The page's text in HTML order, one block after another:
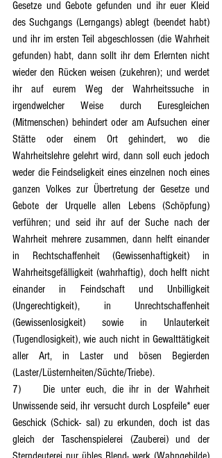
Gesetze und Gebote gefunden und ihr euer Kleid
des Suchgangs (Lerngangs) ablegt (beendet habt)
und ihr im ersten Teil abgeschlossen (die Wahrheit
gefunden) habt, dann sollt ihr dem Erlernten nicht
wieder den Rücken weisen (zukehren); und werdet
ihr auf eurem Weg der Wahrheitssuche in
irgendwelcher Weise durch Euresgleichen
(Mitmenschen) behindert oder am Aufsuchen einer
Stätte oder einem Ort gehindert, wo die
Wahrheitslehre gelehrt wird, dann soll euch jedoch
weder die Feindseligkeit eines einzelnen noch eines
ganzen Volkes zur Übertretung der Gesetze und
Gebote der Urquelle allen Lebens (Schöpfung)
verführen; und seid ihr auf der Suche nach der
Wahrheit mehrere zusammen, dann helft einander
in Rechtschaffenheit (Gewissenhaftigkeit) in
Wahrheitsgefälligkeit (wahrhaftig), doch helft nicht
einander in Feindschaft und Unbilligkeit
(Ungerechtigkeit), in Unrechtschaffenheit
(Gewissenlosigkeit) sowie in Unlauterkeit
(Tugendlosigkeit), wie auch nicht in Gewalttätigkeit
aller Art, in Laster und bösen Begierden
(Laster/Lüsternheiten/Süchte/Triebe).
7)	Die unter euch, die ihr in der Wahrheit
Unwissende seid, ihr versucht durch Lospfeile* euer
Geschick (Schick- sal) zu erkunden, doch ist das
gleich der Taschenspielerei (Zauberei) und der